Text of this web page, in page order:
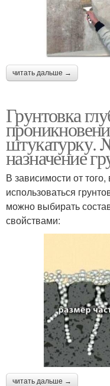
читать дальше →
Грунтовка
штукатурку.
назначение
В зависимости от
использоваться
можно выбирать
свойствами:
читать дальше →